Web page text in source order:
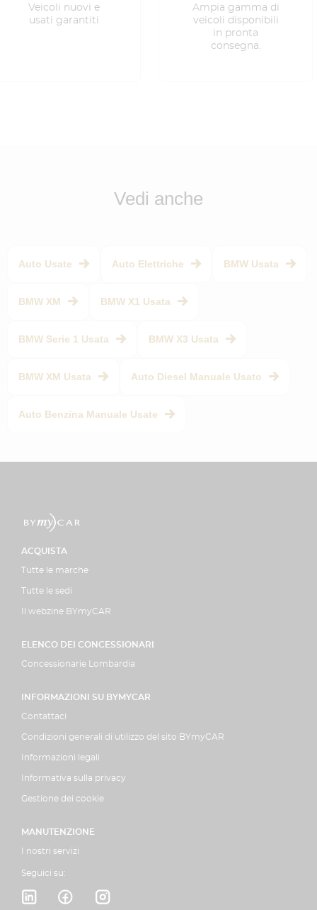
Veicoli nuovi e
usati garantiti
Ampia gamma di
veicoli disponibili
in pronta
consegna.
Vedi anche
Auto Usate Auto Elettriche BMW Usata
BMW XM BMW X1 Usata
BMW Serie 1 Usata BMW X3 Usata
BMW XM Usata Auto Diesel Manuale Usato
Auto Benzina Manuale Usate
ACQUISTA
Tutte le marche
Tutte le sedi
Il webzine BYmyCAR
ELENCO DEI CONCESSIONARI
Concessionarie Lombardia
INFORMAZIONI SU BYMYCAR
Contattaci
Condizioni generali di utilizzo del sito BYmyCAR
Informazioni legali
Informativa sulla privacy
Gestione dei cookie
MANUTENZIONE
I nostri servizi
Seguici su: